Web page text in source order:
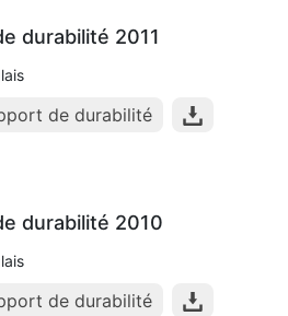
durabilité 2011
de durabilité
durabilité 2010
de durabilité